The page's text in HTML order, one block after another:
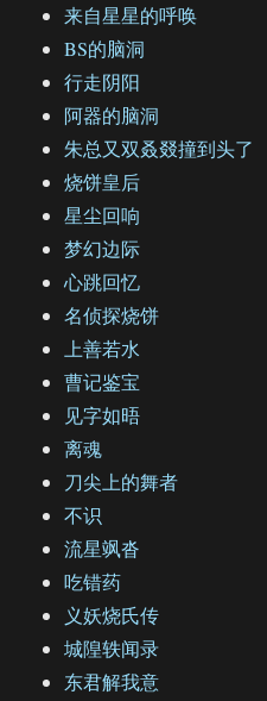
来自星星的呼唤
BS的脑洞
行走阴阳
阿器的脑洞
朱总又双叒叕撞到头了
烧饼皇后
星尘回响
梦幻边际
心跳回忆
名侦探烧饼
上善若水
曹记鉴宝
见字如晤
离魂
刀尖上的舞者
不识
流星飒沓
吃错药
义妖烧氏传
城隍轶闻录
东君解我意